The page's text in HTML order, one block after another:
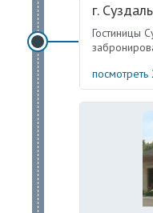
г. Суздаль
Гостиницы